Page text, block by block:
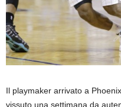
Il playmaker arrivato a
vissuto una settimana da